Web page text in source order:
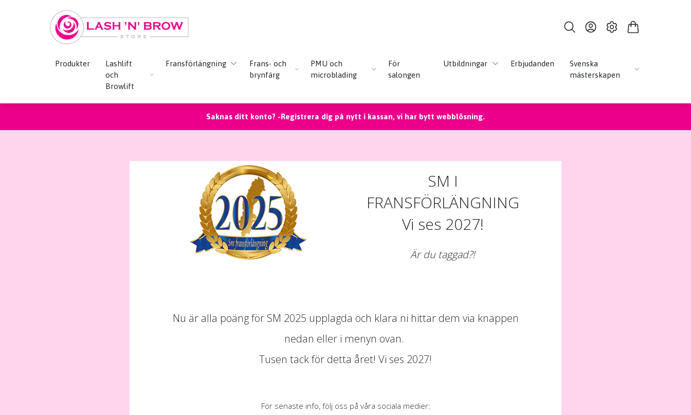
Produkter
Lashlift
och
Browlift
Fransförlängning
Frans- och
brynfärg
PMU och
microblading
För
salongen
Utbildningar Erbjudanden
Svenska
mästerskapen
Saknas ditt konto? -Registrera dig på nytt i kassan, vi har bytt webblösning.
SM I
FRANSFÖRLÄNGNING
Vi ses 2027!
Är du taggad?!
Nu är alla poäng för SM 2025 upplagda och klara ni hittar dem via knappen
nedan eller i menyn ovan.
Tusen tack för detta året! Vi ses 2027!
För senaste info, följ oss på våra sociala medier: